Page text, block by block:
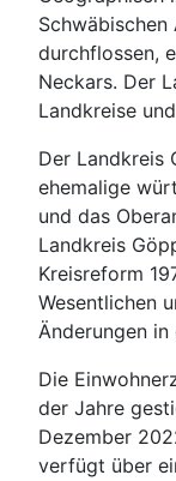
durchflossen,
Neckars. Der
Landkreise
Der Landkreis
ehemalige
und das
Landkreis
Kreisreform
Wesentlichen
Änderungen in
Die
der Jahre
Dezember
verfügt über